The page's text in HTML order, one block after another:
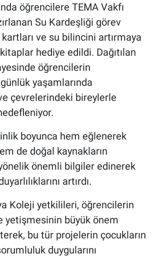
öğrencilere TEMA Vakfı
Su Kardeşliği görev
kartları ve su bilincini artırmaya
hediye edildi. Dağıtılan
öğrencilerin
yaşamlarında
çevrelerindeki bireylerle
boyunca hem eğlenerek
de doğal kaynakların
önemli bilgiler edinerek
artırdı.
Koleji yetkilileri, öğrencilerin
yetişmesinin büyük önem
bu tür projelerin çocukların
duygularını